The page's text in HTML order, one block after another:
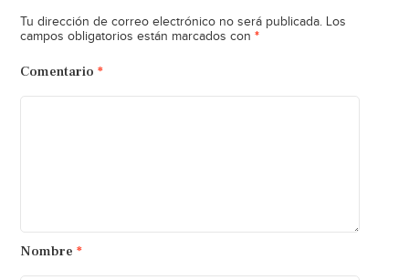
Tu dirección de correo electrónico no será publicada. Los
campos obligatorios están marcados con *
Comentario *
Nombre *